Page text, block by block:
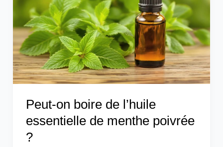
Peut-on boire de l’huile
essentielle de menthe poivrée
?
l’huile
essentielle
de
menthe
poivrée
?